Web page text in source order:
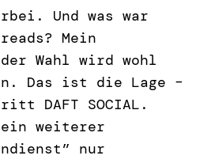
Und was war
Mein
Wahl wird wohl
Das ist die Lage –
DAFT SOCIAL.
weiterer
nur